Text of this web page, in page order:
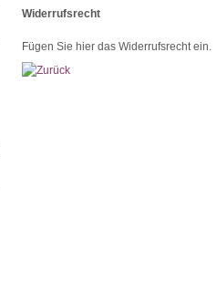
Widerrufsrecht
Fügen Sie hier das Widerrufsrecht ein.